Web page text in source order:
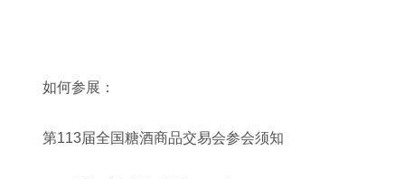
如何参展：
第113届全国糖酒商品交易会参会须知